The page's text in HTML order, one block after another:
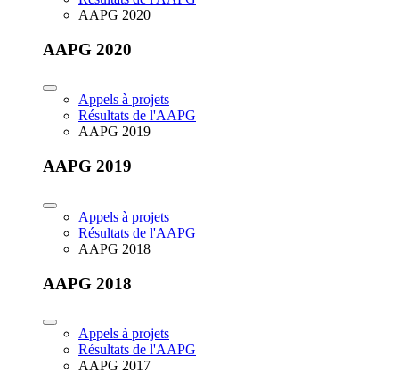
AAPG 2020
AAPG 2020
Appels à projets
Résultats de l'AAPG
AAPG 2019
AAPG 2019
Appels à projets
Résultats de l'AAPG
AAPG 2018
AAPG 2018
Appels à projets
Résultats de l'AAPG
AAPG 2017